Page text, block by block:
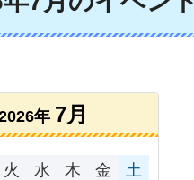
年 7月
火 水 木 金 土